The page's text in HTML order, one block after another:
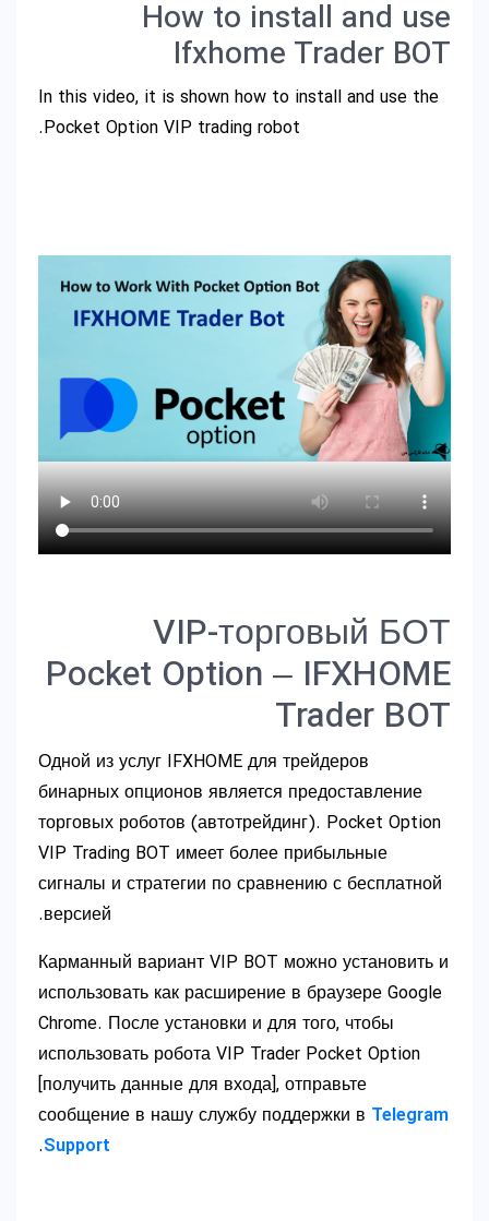
How to install and use
Ifxhome Trader BOT
In this video, it is shown how to install and use the
Pocket Option VIP trading robot.
VIP-торговый БОТ
Pocket Option – IFXHOME
Trader BOT
Одной из услуг IFXHOME для трейдеров
бинарных опционов является предоставление
торговых роботов (автотрейдинг). Pocket Option
VIP Trading BOT имеет более прибыльные
сигналы и стратегии по сравнению с бесплатной
версией.
Карманный вариант VIP BOT можно установить и
использовать как расширение в браузере Google
Chrome. После установки и для того, чтобы
использовать робота VIP Trader Pocket Option
[получить данные для входа], отправьте
сообщение в нашу службу поддержки в Telegram
Support
.